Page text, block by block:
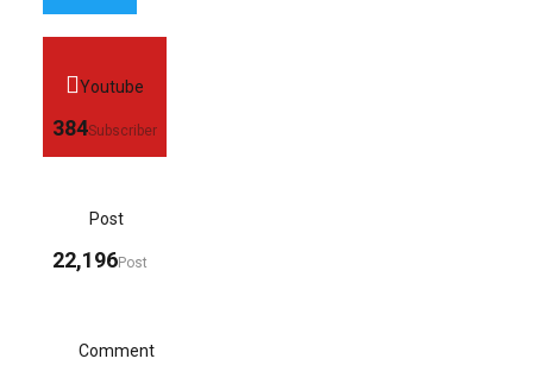
Youtube
384Subscriber
Post
22,196Post
Comment